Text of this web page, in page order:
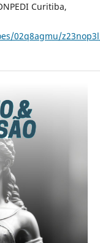
Curitiba,
02q8agmu/